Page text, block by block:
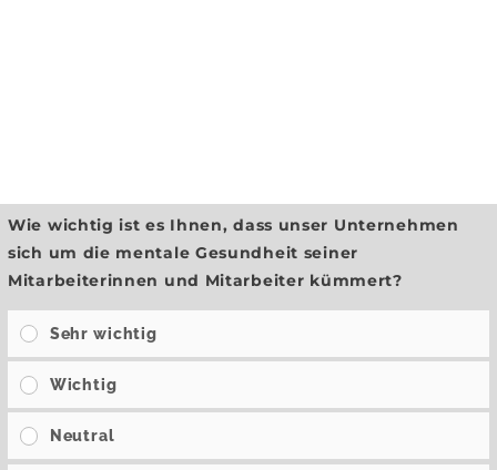
Wie wichtig ist es Ihnen, dass unser Unternehmen
sich um die mentale Gesundheit seiner
Mitarbeiterinnen und Mitarbeiter kümmert?
Sehr wichtig
Wichtig
Neutral